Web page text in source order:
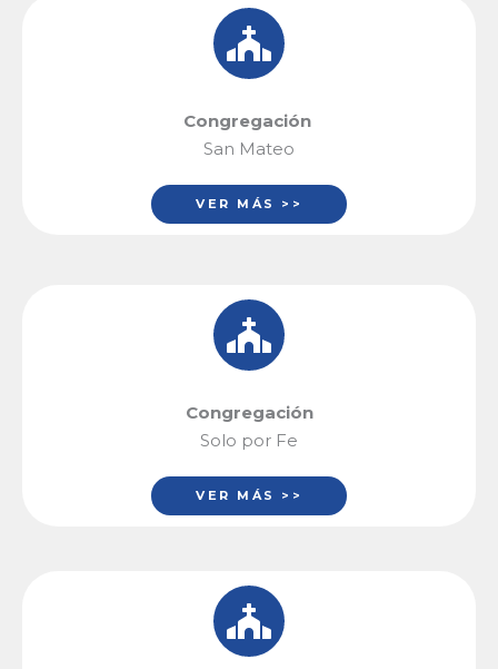
Congregación
San Mateo
VER MÁS >>
Congregación
Solo por Fe
VER MÁS >>